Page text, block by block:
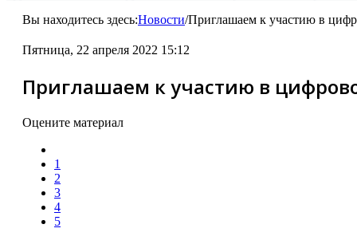
Вы находитесь здесь:Новости/Приглашаем к участию в
Пятница, 22 апреля 2022 15:12
Приглашаем к участию в
Оцените материал
1
2
3
4
5